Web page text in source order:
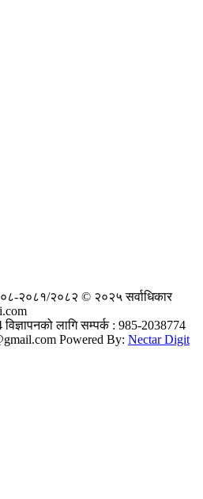
२०८१/२०८२ © २०२५ सर्वाधिकार
विज्ञापनको लागि सम्पर्क : 985-2038774
Powered By: Nectar Digit